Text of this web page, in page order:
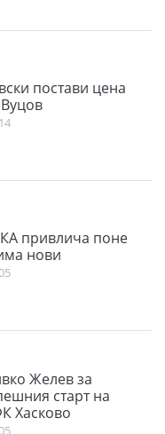
постави цена
привлича поне
нови
Желев за
старт на
Хасково